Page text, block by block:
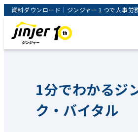
資料ダウンロード｜ジンジャー１つで人事
1分でわかるジ
ク・バイタル